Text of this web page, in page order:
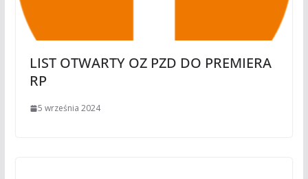
LIST OTWARTY OZ PZD DO PREMIERA
RP
5 września 2024